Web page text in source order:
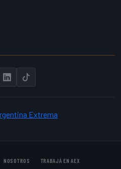
NOSOTROS
TRABAJÁ EN AEX